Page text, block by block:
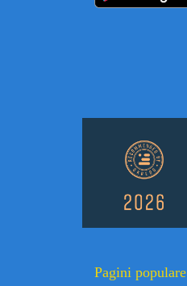
Pagini populare